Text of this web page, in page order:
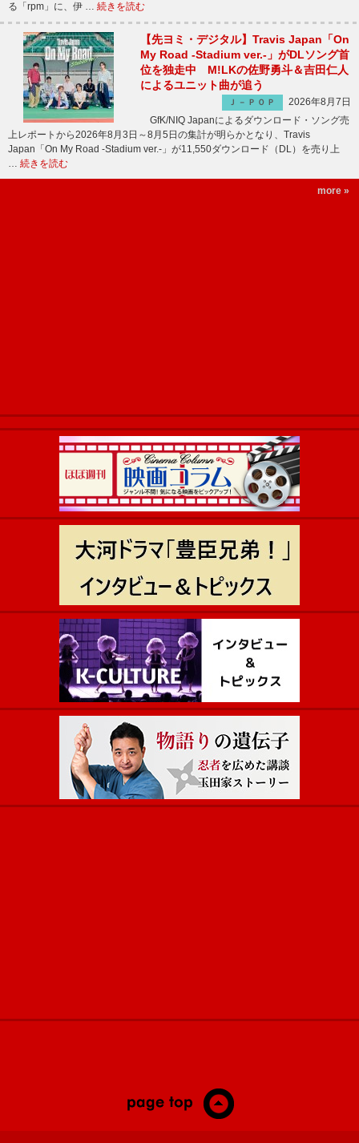
る「rpm」に、伊 … 続きを読む
【先ヨミ・デジタル】Travis Japan「On
My Road -Stadium ver.-」がDLソング首
位を独走中 M!LKの佐野勇斗＆吉田仁人
によるユニット曲が追う
Ｊ－ＰＯＰ
2026年8月7日
GfK/NIQ Japanによるダウンロード・ソング売
上レポートから2026年8月3日～8月5日の集計が明らかとなり、Travis
Japan「On My Road -Stadium ver.-」が11,550ダウンロード（DL）を売り上
… 続きを読む
more »